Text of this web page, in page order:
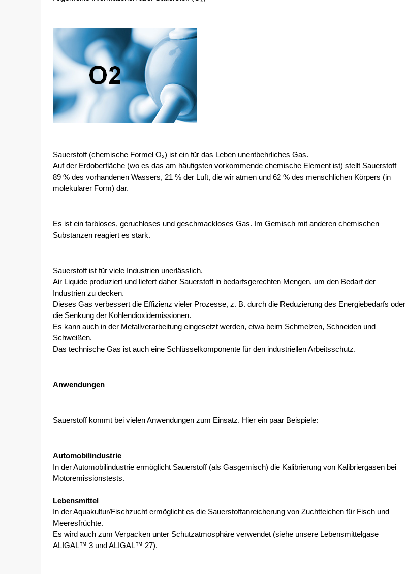
Sauerstoff (chemische Formel O₂) ist ein für das Leben unentbehrliches Gas.
Auf der Erdoberfläche (wo es das am häufigsten vorkommende chemische Element ist) stellt Sauerstoff
89 % des vorhandenen Wassers, 21 % der Luft, die wir atmen und 62 % des menschlichen Körpers (in
molekularer Form) dar.
Es ist ein farbloses, geruchloses und geschmackloses Gas. Im Gemisch mit anderen chemischen
Substanzen reagiert es stark.
Sauerstoff ist für viele Industrien unerlässlich.
Air Liquide produziert und liefert daher Sauerstoff in bedarfsgerechten Mengen, um den Bedarf der
Industrien zu decken.
Dieses Gas verbessert die Effizienz vieler Prozesse, z. B. durch die Reduzierung des Energiebedarfs oder
die Senkung der Kohlendioxidemissionen.
Es kann auch in der Metallverarbeitung eingesetzt werden, etwa beim Schmelzen, Schneiden und
Schweißen.
Das technische Gas ist auch eine Schlüsselkomponente für den industriellen Arbeitsschutz.
Anwendungen
Sauerstoff kommt bei vielen Anwendungen zum Einsatz. Hier ein paar Beispiele:
Automobilindustrie
In der Automobilindustrie ermöglicht Sauerstoff (als Gasgemisch) die Kalibrierung von Kalibriergasen bei
Motoremissionstests.
Lebensmittel
In der Aquakultur/Fischzucht ermöglicht es die Sauerstoffanreicherung von Zuchtteichen für Fisch und
Meeresfrüchte.
Es wird auch zum Verpacken unter Schutzatmosphäre verwendet (siehe unsere Lebensmittelgase
ALIGAL™ 3 und ALIGAL™ 27).